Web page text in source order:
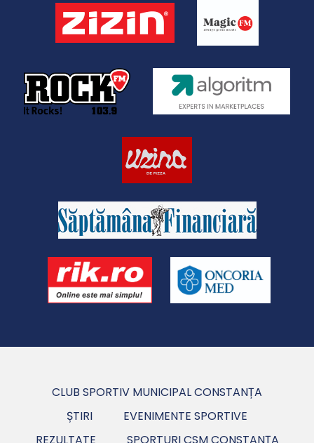
CLUB SPORTIV MUNICIPAL CONSTANȚA
ȘTIRI
EVENIMENTE SPORTIVE